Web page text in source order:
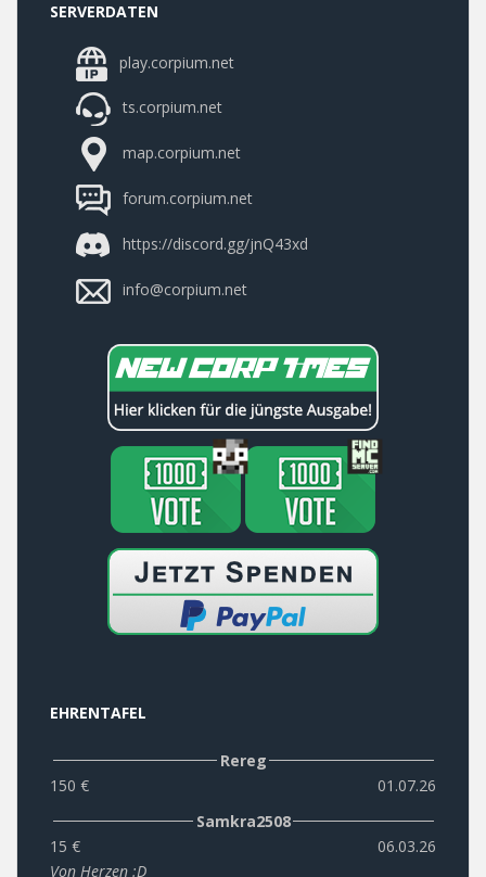
SERVERDATEN
play.corpium.net
ts.corpium.net
map.corpium.net
forum.corpium.net
https://discord.gg/jnQ43xd
info@corpium.net
EHRENTAFEL
Rereg
150 €
01.07.26
Samkra2508
15 €
06.03.26
Von Herzen :D